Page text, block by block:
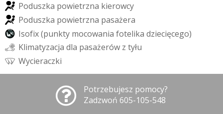
Poduszka powietrzna kierowcy
Poduszka powietrzna pasażera
Isofix(punkty mocowania fotelika dziecięcego)
Klimatyzacja dla pasażerów z tyłu
Wycieraczki
Potrzebujesz pomocy?
Zadzwoń 605-105-548